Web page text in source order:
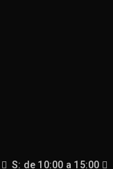
S: de 10:00 a 15:00